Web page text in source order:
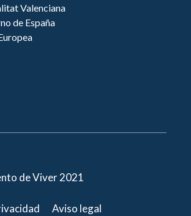
Valenciana
de España
de Viver 2021
Aviso legal